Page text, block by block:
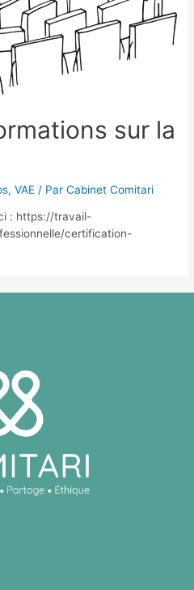
sur la
,VAE / ParCabinet Comitari
: https://travail-
certification-